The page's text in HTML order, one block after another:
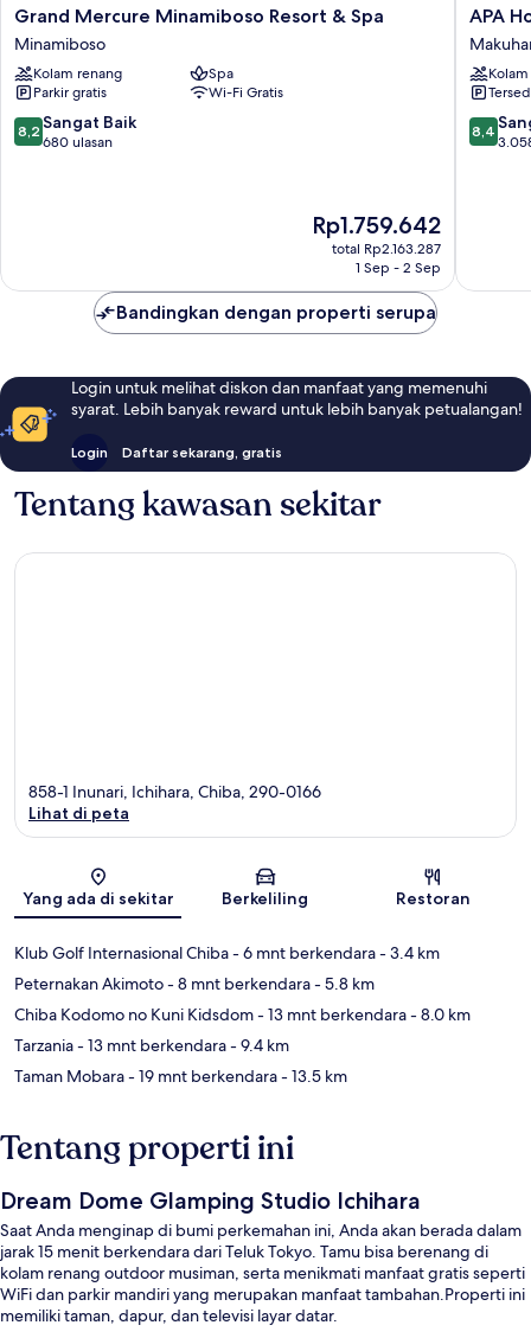
Grand
Mercure
Minamiboso
Resort
&
Spa
Minamiboso
Grand Mercure Minamiboso Resort & Spa
Minamiboso
Kolam renang
Spa
Parkir gratis
Wi-Fi Gratis
8.2
dari
8,2 Sangat Baik
680 ulasan
Harga
sekarang
Rp1.759.642
Rp1.759.642
total Rp2.163.287
1 Sep - 2 Sep
APA
Hotel
&
Resort
Tokyo
Bay
8.4
dari
8,4
Bandingkan dengan properti serupa
Login untuk melihat diskon dan manfaat yang memenuhi
syarat. Lebih banyak reward untuk lebih banyak petualangan!
Login Daftar sekarang, gratis
Tentang kawasan sekitar
Peta
858-1 Inunari, Ichihara, Chiba, 290-0166
Lihat di peta
Yang ada di sekitar Berkeliling Restoran
Klub Golf Internasional Chiba- 6 mnt berkendara- 3.4 km
Peternakan Akimoto- 8 mnt berkendara- 5.8 km
Chiba Kodomo no Kuni Kidsdom- 13 mnt berkendara- 8.0 km
Tarzania- 13 mnt berkendara- 9.4 km
Taman Mobara- 19 mnt berkendara- 13.5 km
Tentang properti ini
Dream Dome Glamping Studio Ichihara
Saat Anda menginap di bumi perkemahan ini, Anda akan berada dalam
jarak 15 menit berkendara dari Teluk Tokyo. Tamu bisa berenang di
kolam renang outdoor musiman, serta menikmati manfaat gratis seperti
WiFi dan parkir mandiri yang merupakan manfaat tambahan.Properti ini
memiliki taman, dapur, dan televisi layar datar.